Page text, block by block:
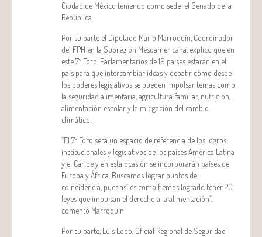
Ciudad de México teniendo como sede el Senado de la
República.
Por su parte el Diputado Mario Marroquín, Coordinador
del FPH en la Subregión Mesoamericana, explicó que en
este 7º Foro, Parlamentarios de 19 países estarán en el
país para que intercambiar ideas y debatir cómo desde
los poderes legislativos se pueden impulsar temas como
la seguridad alimentaria, agricultura familiar, nutrición,
alimentación escolar y la mitigación del cambio
climático.
“El 7º Foro será un espacio de referencia de los logros
institucionales y legislativos de los países América Latina
y el Caribe y en esta ocasión se incorporarán países de
Europa y África. Buscamos lograr puntos de
coincidencia, pues así es como hemos logrado tener 20
leyes que impulsan el derecho a la alimentación”,
comentó Marroquín.
Por su parte, Luis Lobo, Oficial Regional de Seguridad